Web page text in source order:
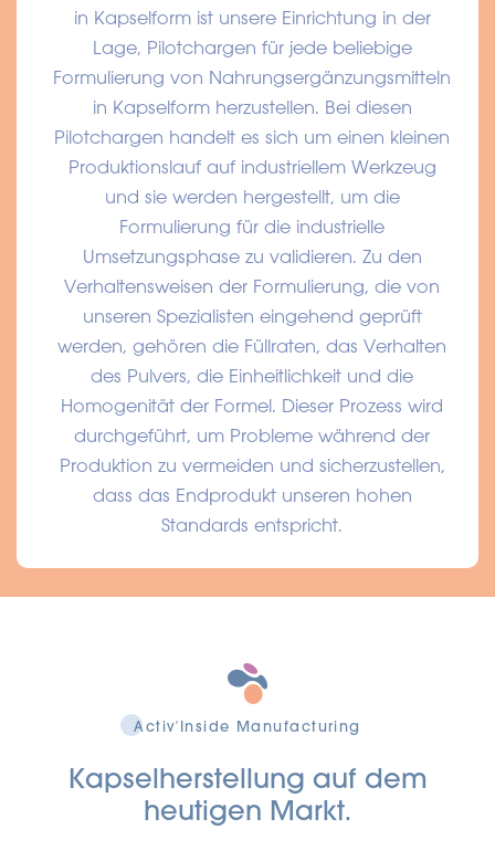
in Kapselform ist unsere Einrichtung in der
Lage, Pilotchargen für jede beliebige
Formulierung von Nahrungsergänzungsmitteln
in Kapselform herzustellen. Bei diesen
Pilotchargen handelt es sich um einen kleinen
Produktionslauf auf industriellem Werkzeug
und sie werden hergestellt, um die
Formulierung für die industrielle
Umsetzungsphase zu validieren. Zu den
Verhaltensweisen der Formulierung, die von
unseren Spezialisten eingehend geprüft
werden, gehören die Füllraten, das Verhalten
des Pulvers, die Einheitlichkeit und die
Homogenität der Formel. Dieser Prozess wird
durchgeführt, um Probleme während der
Produktion zu vermeiden und sicherzustellen,
dass das Endprodukt unseren hohen
Standards entspricht.
Kapselherstellung auf dem
heutigen Markt.
Activ'Inside Manufacturing